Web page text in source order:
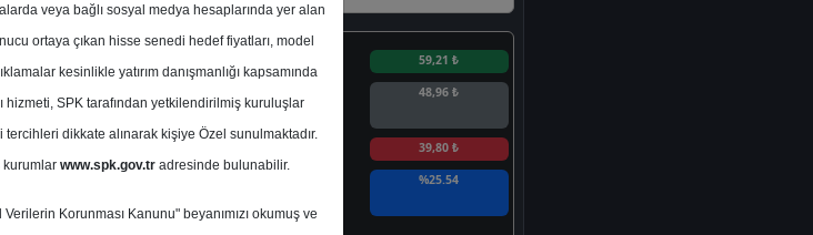
En Yüksek Tahmin 59,21 ₺
Ortalama Fiyat
Tahmini
48,96 ₺
39,80 ₺
Potansiyeli
%25.54
veya bağlı sosyal medya hesaplarında yer alan
ortaya çıkan hisse senedi hedef fiyatları, model
kesinlikle yatırım danışmanlığı kapsamında
hizmeti, SPK tarafından yetkilendirilmiş kuruluşlar
dikkate alınarak kişiye Özel sunulmaktadır.
kurumlar www.spk.gov.tradresinde bulunabilir.
Korunması Kanunu" beyanımızı okumuş ve